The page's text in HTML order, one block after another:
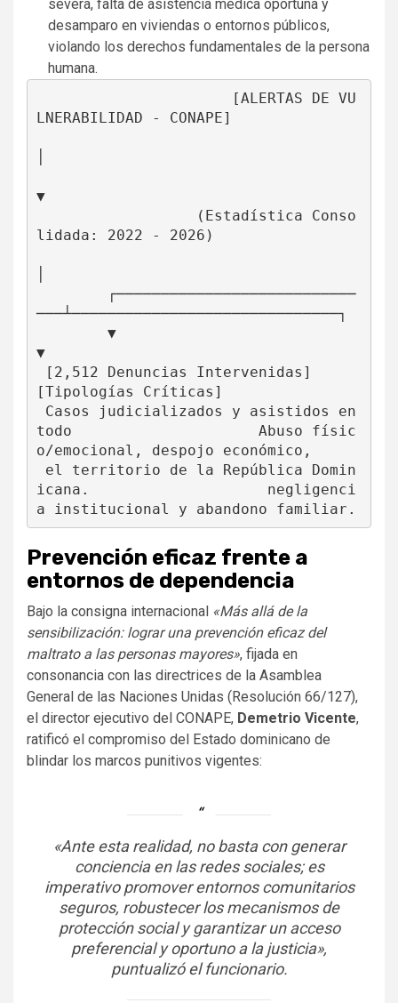
severa, falta de asistencia médica oportuna y
desamparo en viviendas o entornos públicos,
violando los derechos fundamentales de la persona
humana.
LNERABILIDAD - CONAPE]
▼
lidada: 2022 - 2026)
───┴──────────────────────────────┐
▼
[Tipologías Críticas]
todo                     Abuso físic
o/emocional, despojo económico,
icana.                    negligenci
Prevención eficaz frente a
entornos de dependencia
Bajo la consigna internacional «Más allá de la
sensibilización: lograr una prevención eficaz del
maltrato a las personas mayores», fijada en
consonancia con las directrices de la Asamblea
General de las Naciones Unidas (Resolución 66/127),
el director ejecutivo del CONAPE, Demetrio Vicente,
ratificó el compromiso del Estado dominicano de
blindar los marcos punitivos vigentes:
«Ante esta realidad, no basta con generar
conciencia en las redes sociales; es
imperativo promover entornos comunitarios
seguros, robustecer los mecanismos de
protección social y garantizar un acceso
preferencial y oportuno a la justicia»,
puntualizó el funcionario.